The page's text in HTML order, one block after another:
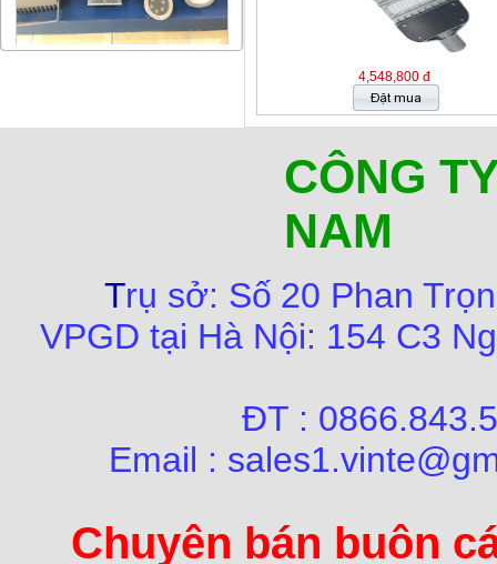
4,548,800 đ
CÔNG
NAM
Trụ sở: Số 20 Phan
VPGD tại Hà Nội: 154 C3
ĐT :
Email :
Chuyên bán buôn